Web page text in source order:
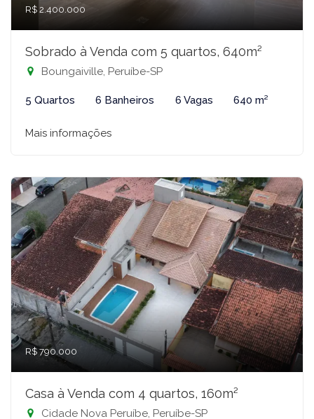
R$ 2.400.000
Sobrado à Venda com 5 quartos, 640m²
Boungaiville, Peruíbe-SP
5 Quartos 6 Banheiros 6 Vagas 640 m²
Mais informações
R$ 790.000
Casa à Venda com 4 quartos, 160m²
Cidade Nova Peruíbe, Peruíbe-SP